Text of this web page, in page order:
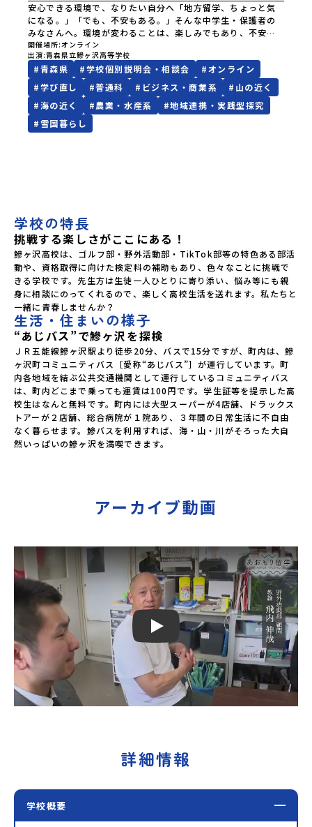
安心できる環境で、なりたい自分へ「地方留学、ちょっと気
になる。」「でも、不安もある。」そんな中学生・保護者の
みなさんへ。環境が変わることは、楽しみでもあり、不安で
もあります。だからこそ、安心して挑戦できる環境が大切。
今回の説明会では、ショート動画も交えながら、あおもり留
学5校のサポート体制や生活環境をご紹介します。さらに、留
学生OBや関係者も参加予定。「最初はどんな気持ちだっ
た？」「不安はどう変わった？」「困った時、どう支えても
らえた？」など、リアルな体験談も聞くことができます。こん
なことがわかります・安心できるサポート体制・先輩たちの
リアルな体験談・生活環境や学校の特徴・地域との関わり・
を聞いてみませんか？
開催場所 オンライン
出演 青森県立鰺ヶ沢高等学校
#青森県 #学校個別説明会・相談会 #オンライン
#学び直し #普通科 # ビジネス・商業系 # 山の近く
#海の近く #農業・水産系 #地域連携・実践型探究
#雪国暮らし
学校の特長
挑戦する楽しさがここにある！
鰺ヶ沢高校は、ゴルフ部・野外活動部・TikTok部等の特色ある部活
動や、資格取得に向けた検定料の補助もあり、色々なことに挑戦で
きる学校です。先生方は生徒一人ひとりに寄り添い、悩み等にも親
身に相談にのってくれるので、楽しく高校生活を送れます。私たちと
一緒に青春しませんか？
生活・住まいの様子
“あじバス”で鰺ヶ沢を探検
ＪＲ五能線鰺ヶ沢駅より徒歩20分、バスで15分ですが、町内は、鰺
ヶ沢町コミュニティバス［愛称“あじバス”］が運行しています。町
内各地域を結ぶ公共交通機関として運行しているコミュニティバス
は、町内どこまで乗っても運賃は100円です。学生証等を提示した高
校生はなんと無料です。町内には大型スーパーが4店舗、ドラックス
トアーが２店舗、総合病院が１院あり、３年間の日常生活に不自由
なく暮らせます。鰺バスを利用すれば、海・山・川がそろった大自
然いっぱいの鰺ヶ沢を満喫できます。
アーカイブ動画
Play
詳細情報
学校概要